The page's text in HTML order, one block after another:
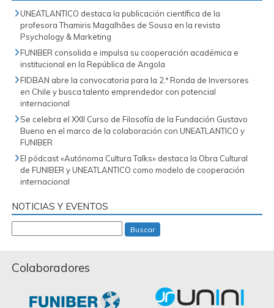
UNEATLANTICO destaca la publicación científica de la
profesora Thamiris Magalhães de Sousa en la revista
Psychology & Marketing
FUNIBER consolida e impulsa su cooperación académica e
institucional en la República de Angola
FIDBAN abre la convocatoria para la 2.ª Ronda de Inversores
en Chile y busca talento emprendedor con potencial
internacional
Se celebra el XXII Curso de Filosofía de la Fundación Gustavo
Bueno en el marco de la colaboración con UNEATLANTICO y
FUNIBER
El pódcast «Autónoma Cultura Talks» destaca la Obra Cultural
de FUNIBER y UNEATLANTICO como modelo de cooperación
internacional
NOTICIAS Y EVENTOS
Buscar
Colaboradores